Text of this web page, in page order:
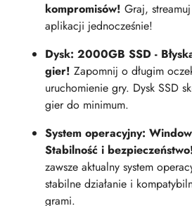
kompromisów! Graj,
aplikacji jednocześnie!
Dysk: 2000GB SSD -
gier! Zapomnij o długim
uruchomienie gry. Dysk SSD
gier do minimum.
System operacyjny:
Stabilność i
zawsze aktualny system
stabilne działanie i
grami.